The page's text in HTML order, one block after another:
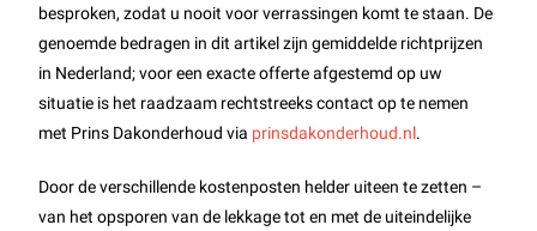
besproken, zodat u nooit voor verrassingen komt te staan. De
genoemde bedragen in dit artikel zijn gemiddelde richtprijzen
in Nederland; voor een exacte offerte afgestemd op uw
situatie is het raadzaam rechtstreeks contact op te nemen
met Prins Dakonderhoud via prinsdakonderhoud.nl.
Door de verschillende kostenposten helder uiteen te zetten –
van het opsporen van de lekkage tot en met de uiteindelijke